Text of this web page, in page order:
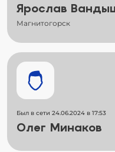
Ярослав
Магнитогорск
Был в сети 24.06.2024 в 17:53
Олег Минаков